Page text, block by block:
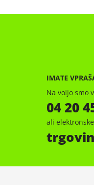
IMATE
Na voljo smo
04 20
ali